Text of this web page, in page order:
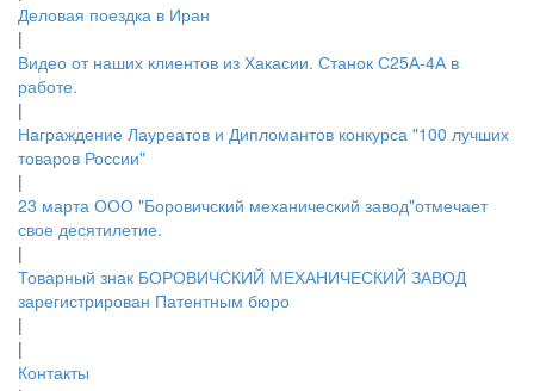
Деловая поездка в Иран
|
Видео от наших клиентов из Хакасии. Станок С25А-4А в
работе.
|
Награждение Лауреатов и Дипломантов конкурса "100 лучших
товаров России"
|
23 марта ООО "Боровичский механический завод"отмечает
свое десятилетие.
|
Товарный знак БОРОВИЧСКИЙ МЕХАНИЧЕСКИЙ ЗАВОД
зарегистрирован Патентным бюро
|
|
Контакты